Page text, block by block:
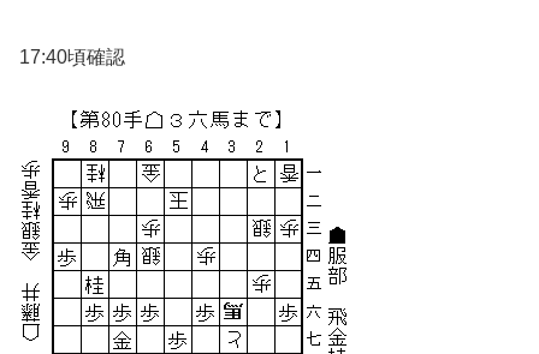
17:40頃確認